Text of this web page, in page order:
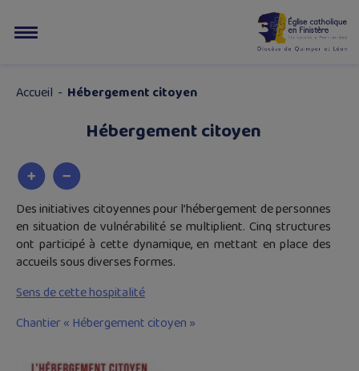
Accueil - Hébergement citoyen
Hébergement citoyen
Des initiatives citoyennes pour l’hébergement de personnes
en situation de vulnérabilité se multiplient. Cinq structures
ont participé à cette dynamique, en mettant en place des
accueils sous diverses formes.
Sens de cette hospitalité
Chantier « Hébergement citoyen »